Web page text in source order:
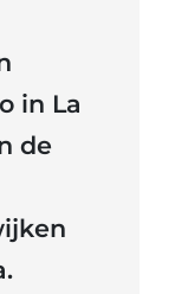
in La
de